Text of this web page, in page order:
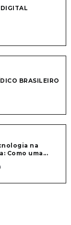
BRASILEIRO
na
Como uma...